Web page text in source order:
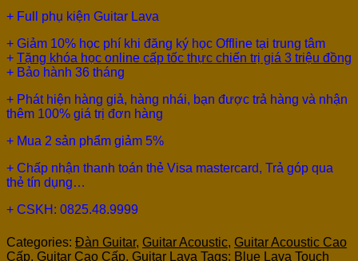
+ Full phụ kiện Guitar Lava
+ Giảm 10% học phí khi đăng ký học Offline tại trung tâm
+ Tặng khóa học online cấp tốc thực chiến trị giá 3 triệu đồng
+ Bảo hành 36 tháng
+ Phát hiện hàng giả, hàng nhái, bạn được trả hàng và nhận
thêm 100% giá trị đơn hàng
+ Mua 2 sản phẩm giảm 5%
+ Chấp nhận thanh toán thẻ Visa mastercard, Trả góp qua
thẻ tín dụng…
+ CSKH: 0825.48.9999
Categories: Đàn Guitar, Guitar Acoustic, Guitar Acoustic Cao
Cấp, Guitar Cao Cấp, Guitar Lava Tags: Blue Lava Touch